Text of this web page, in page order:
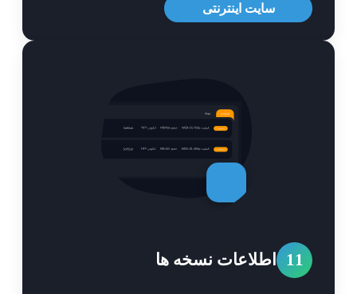
سایت اینترنتی
اطلاعات نسخه ها